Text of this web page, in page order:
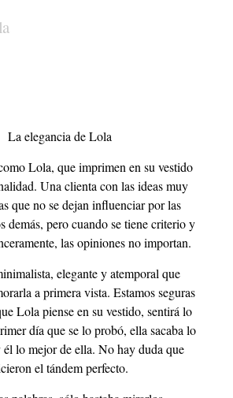
La elegancia de Lola
Lola, que imprimen en su vestido
Una clienta con las ideas muy
que no se dejan influenciar por las
demás, pero cuando se tiene criterio y
las opiniones no importan.
elegante y atemporal que
a primera vista. Estamos seguras
Lola piense en su vestido, sentirá lo
día que se lo probó, ella sacaba lo
lo mejor de ella. No hay duda que
el tándem perfecto.